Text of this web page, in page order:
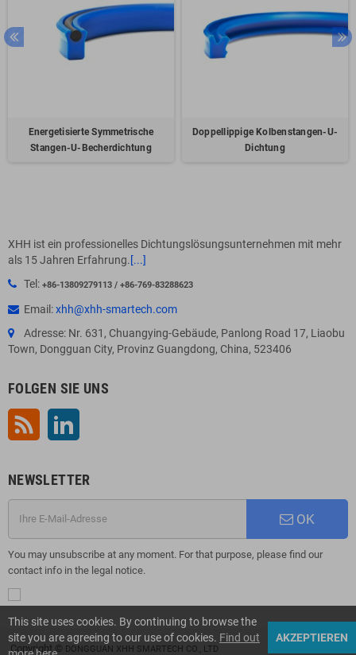
Energetisierte Symmetrische
Stangen-U-Becherdichtung
Doppellippige Kolbenstangen-U-
Dichtung
XHH ist ein professionelles Dichtungslösungsunternehmen mit mehr
als 15 Jahren Erfahrung.[...]
Tel: +86-13809279113 / +86-769-83288623
Email:xhh@xhh-smartech.com
Adresse: Nr. 631, Chuangying-Gebäude, Panlong Road 17, Liaobu
Town, Dongguan City, Provinz Guangdong, China, 523406
FOLGEN SIE UNS
RSS
NEWSLETTER
OK
You may unsubscribe at any moment. For that purpose, please find our
contact info in the legal notice.
Copyright © DONGGUAN XHH SMARTECH CO., LTD
This site uses cookies. By continuing to browse the
site you are agreeing to our use of cookies. Find out
AKZEPTIEREN